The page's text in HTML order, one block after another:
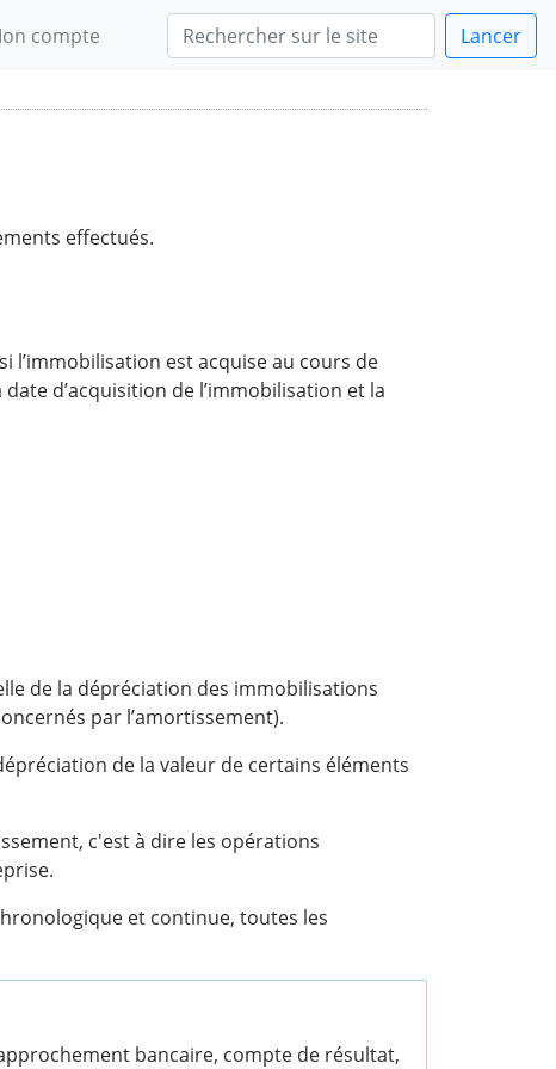
compte Lancer
effectués.
l’immobilisation est acquise au cours de
d’acquisition de l’immobilisation et la
de la dépréciation des immobilisations
par l’amortissement).
de la valeur de certains éléments
c'est à dire les opérations
et continue, toutes les
bancaire, compte de résultat,